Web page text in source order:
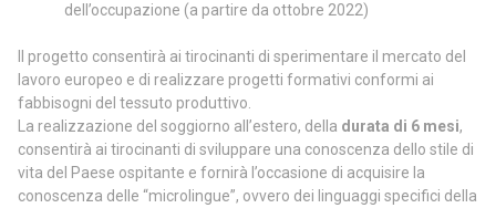
dell’occupazione (a partire da ottobre 2022)
Il progetto consentirà ai tirocinanti di sperimentare il mercato del
lavoro europeo e di realizzare progetti formativi conformi ai
fabbisogni del tessuto produttivo.
La realizzazione del soggiorno all’estero, della durata di 6 mesi,
consentirà ai tirocinanti di sviluppare una conoscenza dello stile di
vita del Paese ospitante e fornirà l’occasione di acquisire la
conoscenza delle “microlingue”, ovvero dei linguaggi specifici della